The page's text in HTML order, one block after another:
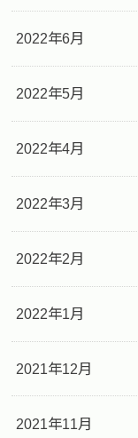
2022年6月
2022年5月
2022年4月
2022年3月
2022年2月
2022年1月
2021年12月
2021年11月